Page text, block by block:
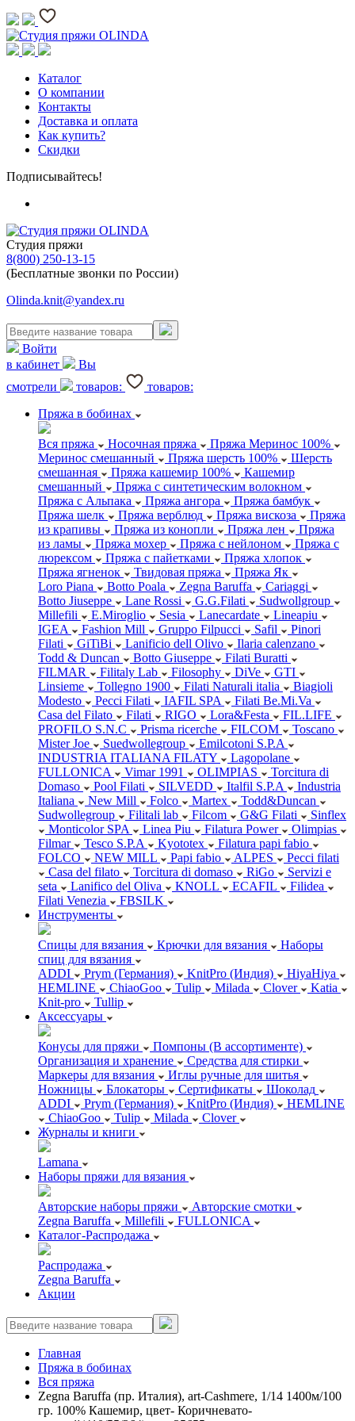
Каталог
О компании
Контакты
Доставка и оплата
Как купить?
Скидки
Подписывайтесь!
Студия пряжи
8(800) 250-13-15
(Бесплатные звонки по России)
Olinda.knit@yandex.ru
Войти
в кабинет
Вы
смотрели
товаров:
товаров:
Пряжа в бобинах
Вся пряжа Носочная пряжа
Пряжа Меринос 100%
Меринос смешанный
Пряжа шерсть 100%
Шерсть
смешанная
Пряжа кашемир 100%
Кашемир
смешанный
Пряжа с синтетическим волокном
Пряжа с Альпака
Пряжа ангора
Пряжа бамбук
Пряжа шелк
Пряжа верблюд Пряжа вискоза
Пряжа
из крапивы
Пряжа из конопли Пряжа лен
Пряжа
из ламы
Пряжа мохер Пряжа с нейлоном
Пряжа с
люрексом
Пряжа с пайетками
Пряжа хлопок
Пряжа ягненок
Твидовая пряжа
Пряжа Як
Loro Piana
Botto Poala Zegna Baruffa
Cariaggi
Botto Jiuseppe
Lane Rossi G.G.Filati
Sudwollgroup
Millefili
E.Miroglio Sesia Lanecardate
Lineapiu
IGEA
Fashion Mill Gruppo Filpucci Safil
Pinori
Filati
GiTiBi Lanificio dell Olivo
Ilaria calenzano
Todd & Duncan
Botto Giuseppe
Filati Buratti
FILMAR
Filitaly Lab Filosophy DiVe
GTI
Linsieme
Tollegno 1900 Filati Naturali italia
Biagioli
Modesto
Pecci Filati IAFIL SPA
Filati Be.Mi.Va
Casa del Filato
Filati RIGO Lora&Festa
FIL.LIFE
PROFILO S.N.C
Prisma ricerche FILCOM
Toscano
Mister Joe
Suedwollegroup
Emilcotoni S.P.A
INDUSTRIA ITALIANA FILATY
Lagopolane
FULLONICA
Vimar 1991 OLIMPIAS
Torcitura di
Domaso
Pool Filati SILVEDD Italfil S.P.A
Industria
Italiana
New Mill Folco Martex
Todd&Duncan
Sudwollegroup
Filitali lab Filcom G&G Filati
Sinflex
Monticolor SPA
Linea Piu Filatura Power
Olimpias
Filmar
Tesco S.P.A Kyototex
Filatura papi fabio
FOLCO
NEW MILL Papi fabio ALPES
Pecci filati
Casa del filato
Torcitura di domaso RiGo
Servizi e
seta
Lanifico del Oliva KNOLL ECAFIL
Filidea
Filati Venezia
FBSILK
Инструменты
Спицы для вязания Крючки для вязания
Наборы
спиц для вязания
ADDI
Prym (Германия) KnitPro (Индия)
HiyaHiya
HEMLINE
ChiaoGoo Tulip Milada Clover
Katia
Knit-pro
Tullip
Аксессуары
Конусы для пряжи
Помпоны (В ассортименте)
Организация и хранение
Средства для стирки
Маркеры для вязания
Иглы ручные для шитья
Ножницы
Блокаторы Сертификаты
Шоколад
ADDI
Prym (Германия) KnitPro (Индия)
HEMLINE
ChiaoGoo
Tulip Milada
Clover
Журналы и книги
Lamana
Наборы пряжи для вязания
Авторские наборы пряжи
Авторские смотки
Zegna Baruffa
Millefili
FULLONICA
Каталог-Распродажа
Распродажа
Zegna Baruffa
Акции
Главная
Пряжа в бобинах
Вся пряжа
Zegna Baruffa (пр. Италия), art-Cashmere, 1/14 1400м/100
гр. 100% Кашемир, цвет- Коричневато-